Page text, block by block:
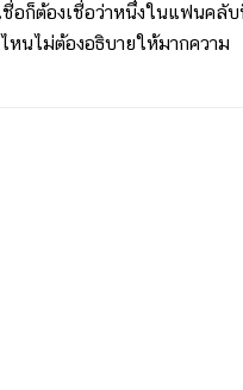
ชื่อก็ต้องเชื่อว่าหนึ่งในแฟนค
นไม่ต้องอธิบายให้มากความ